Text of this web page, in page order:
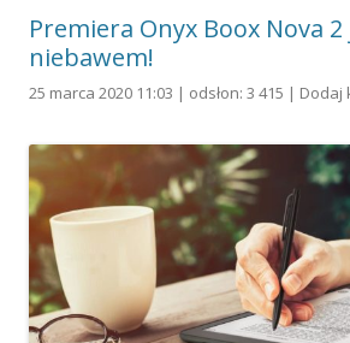
Premiera Onyx Boox Nova 2
niebawem!
25 marca 2020 11:03 | odsłon: 3 415 | Dodaj